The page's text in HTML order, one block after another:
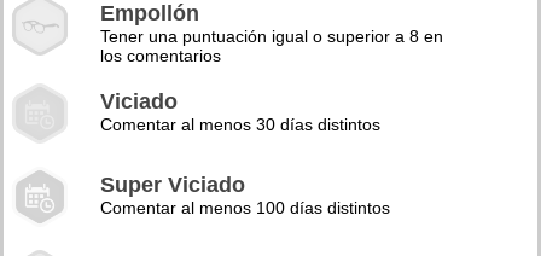
Empollón
Tener una puntuación igual o superior a 8 en
los comentarios
Viciado
Comentar al menos 30 días distintos
Super Viciado
Comentar al menos 100 días distintos